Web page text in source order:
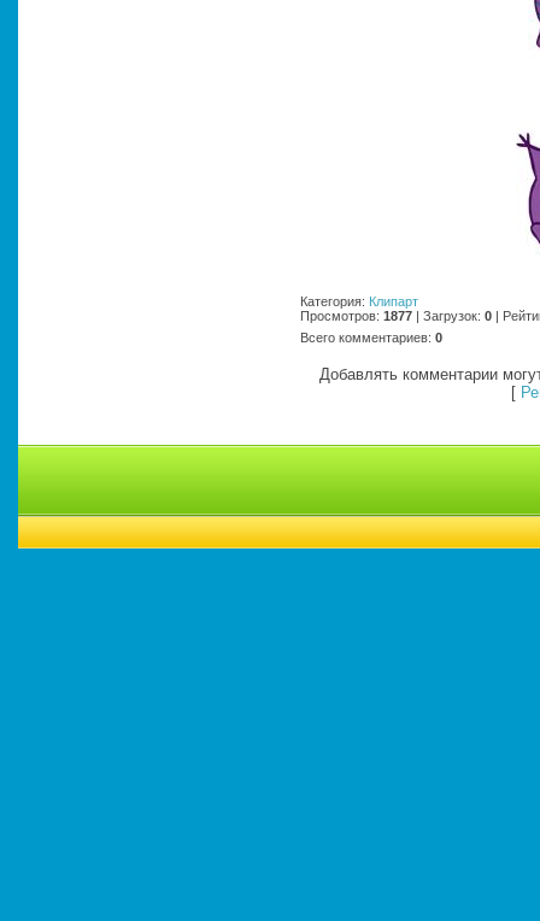
Категория: Клипарт
Просмотров: 1877 | Загрузок: 0 |
Всего комментариев: 0
Добавлять комментарии
[